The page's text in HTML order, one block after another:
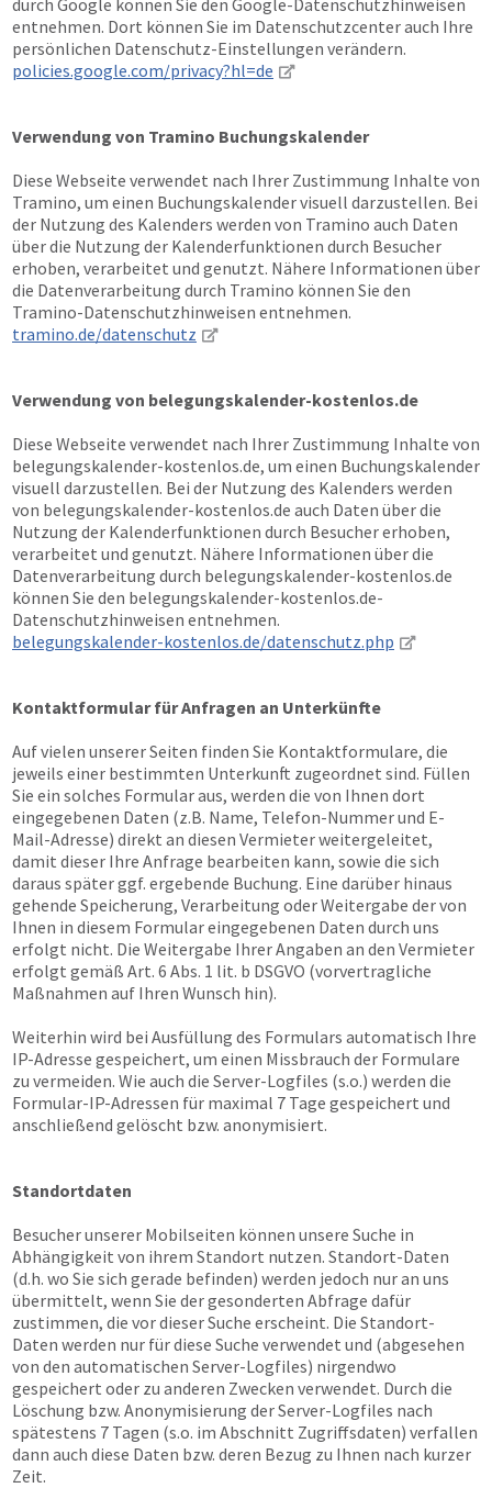
durch Google können Sie den Google-Datenschutzhinweisen
entnehmen. Dort können Sie im Datenschutzcenter auch Ihre
persönlichen Datenschutz-Einstellungen verändern.
policies.google.com/privacy?hl=de
Verwendung von Tramino Buchungskalender
Diese Webseite verwendet nach Ihrer Zustimmung Inhalte von
Tramino, um einen Buchungskalender visuell darzustellen. Bei
der Nutzung des Kalenders werden von Tramino auch Daten
über die Nutzung der Kalenderfunktionen durch Besucher
erhoben, verarbeitet und genutzt. Nähere Informationen über
die Datenverarbeitung durch Tramino können Sie den
Tramino-Datenschutzhinweisen entnehmen.
tramino.de/datenschutz
Verwendung von belegungskalender-kostenlos.de
Diese Webseite verwendet nach Ihrer Zustimmung Inhalte von
belegungskalender-kostenlos.de, um einen Buchungskalender
visuell darzustellen. Bei der Nutzung des Kalenders werden
von belegungskalender-kostenlos.de auch Daten über die
Nutzung der Kalenderfunktionen durch Besucher erhoben,
verarbeitet und genutzt. Nähere Informationen über die
Datenverarbeitung durch belegungskalender-kostenlos.de
können Sie den belegungskalender-kostenlos.de-
Datenschutzhinweisen entnehmen.
belegungskalender-kostenlos.de/datenschutz.php
Kontaktformular für Anfragen an Unterkünfte
Auf vielen unserer Seiten finden Sie Kontaktformulare, die
jeweils einer bestimmten Unterkunft zugeordnet sind. Füllen
Sie ein solches Formular aus, werden die von Ihnen dort
eingegebenen Daten (z.B. Name, Telefon-Nummer und E-
Mail-Adresse) direkt an diesen Vermieter weitergeleitet,
damit dieser Ihre Anfrage bearbeiten kann, sowie die sich
daraus später ggf. ergebende Buchung. Eine darüber hinaus
gehende Speicherung, Verarbeitung oder Weitergabe der von
Ihnen in diesem Formular eingegebenen Daten durch uns
erfolgt nicht. Die Weitergabe Ihrer Angaben an den Vermieter
erfolgt gemäß Art. 6 Abs. 1 lit. b DSGVO (vorvertragliche
Maßnahmen auf Ihren Wunsch hin).
Weiterhin wird bei Ausfüllung des Formulars automatisch Ihre
IP-Adresse gespeichert, um einen Missbrauch der Formulare
zu vermeiden. Wie auch die Server-Logfiles (s.o.) werden die
Formular-IP-Adressen für maximal 7 Tage gespeichert und
anschließend gelöscht bzw. anonymisiert.
Standortdaten
Besucher unserer Mobilseiten können unsere Suche in
Abhängigkeit von ihrem Standort nutzen. Standort-Daten
(d.h. wo Sie sich gerade befinden) werden jedoch nur an uns
übermittelt, wenn Sie der gesonderten Abfrage dafür
zustimmen, die vor dieser Suche erscheint. Die Standort-
Daten werden nur für diese Suche verwendet und (abgesehen
von den automatischen Server-Logfiles) nirgendwo
gespeichert oder zu anderen Zwecken verwendet. Durch die
Löschung bzw. Anonymisierung der Server-Logfiles nach
spätestens 7 Tagen (s.o. im Abschnitt Zugriffsdaten) verfallen
dann auch diese Daten bzw. deren Bezug zu Ihnen nach kurzer
Zeit.